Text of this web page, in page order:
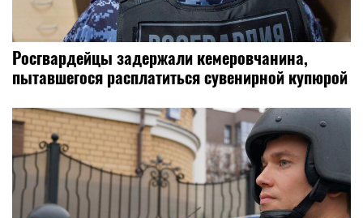
Росгвардейцы задержали кемеровчанина,
пытавшегося расплатиться сувенирной купюрой